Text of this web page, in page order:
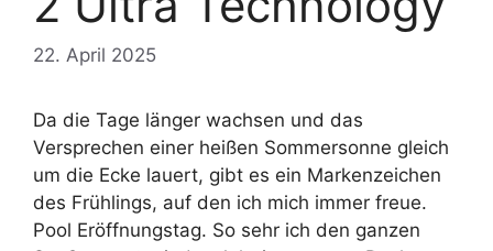
22. April 2025
Da die Tage länger wachsen und das
Versprechen einer heißen Sommersonne gleich
um die Ecke lauert, gibt es ein Markenzeichen
des Frühlings, auf den ich mich immer freue.
Pool Eröffnungstag. So sehr ich den ganzen